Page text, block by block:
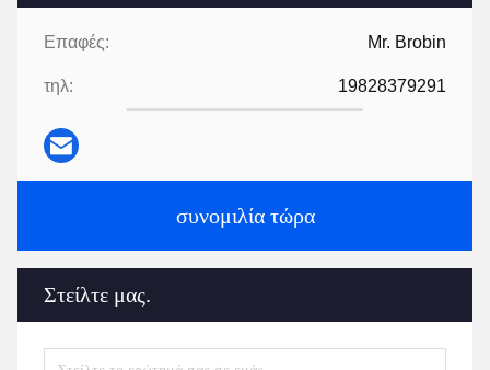
Επαφές: Mr. Brobin
τηλ: 19828379291
συνομιλία τώρα
Στείλτε μας.